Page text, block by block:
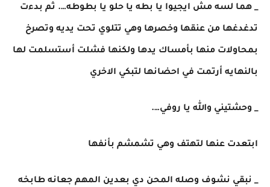
_ هما لسه مش ايجيوا يا بطه يا حلو يا بطوطه…. ثم بدءت
تدغدغها من عنقها وخصرها وهي تتلوي تحت يديه وتصرخ
بمحاولات منها بأمساك يدها ولكنها فشلت أستسلمت لها
بالنهايه أرتمت في احضانها لتبكي الاخري
_ وحشتيني والله يا روفي….
ابتعدت عنها لتهتف وهي تشمشم بأنفها
_ نبقي نشوف وصله المحن دي بعدين المهم جعانه طابخه